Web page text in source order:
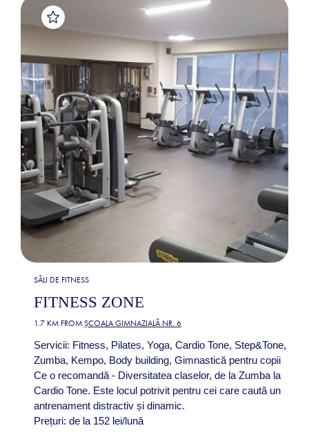
SĂLI DE FITNESS
FITNESS ZONE
1.7 KM FROM ȘCOALA GIMNAZIALĂ NR. 6
Servicii: Fitness, Pilates, Yoga, Cardio Tone, Step&Tone,
Zumba, Kempo, Body building, Gimnastică pentru copii
Ce o recomandă - Diversitatea claselor, de la Zumba la
Cardio Tone. Este locul potrivit pentru cei care caută un
antrenament distractiv și dinamic.
Prețuri: de la 152 lei/lună